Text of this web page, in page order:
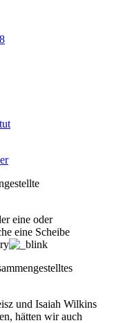
eine oder
eine Scheibe
und Isaiah Wilkins
hätten wir auch